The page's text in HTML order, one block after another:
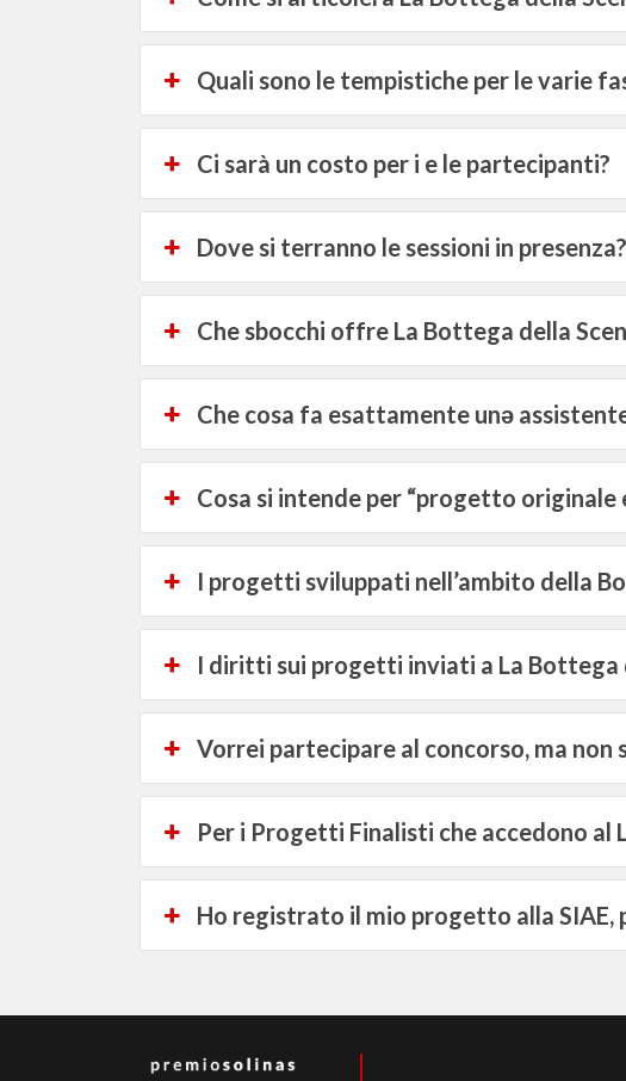
Quali sono le tempistiche per le varie
Ci sarà un costo per i e le partecipanti?
Dove si terranno le sessioni in presenza?
Che sbocchi offre La Bottega della
Che cosa fa esattamente unə
Cosa si intende per “progetto originale
I progetti sviluppati nell’ambito della
I diritti sui progetti inviati a La Bottega
Vorrei partecipare al concorso, ma non
Per i Progetti Finalisti che accedono
Ho registrato il mio progetto alla SIAE,